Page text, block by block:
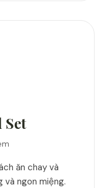
Set
ăn chay và
ngon miệng.